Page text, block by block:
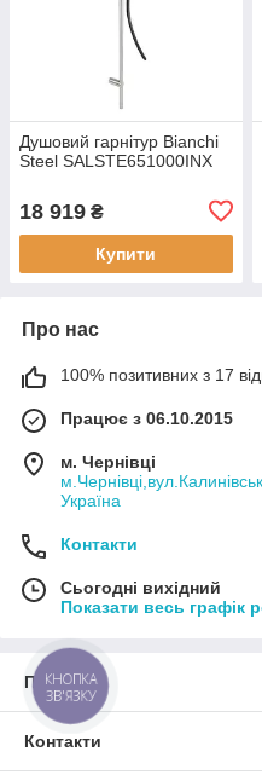
Душовий гарнітур Bianchi
Steel SALSTE651000INX
18 919 ₴
Купити
Про нас
100% позитивних з 17
Працює з 06.10.2015
м. Чернівці
Україна
Контакти
Сьогодні вихідний
Показати весь графік
Про нас
Контакти
КНОПКА
ЗВ'ЯЗКУ